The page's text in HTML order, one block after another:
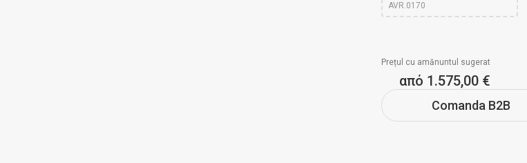
AVR.0170
Prețul cu amănuntul sugerat
από 1.575,00 €
Comanda B2B